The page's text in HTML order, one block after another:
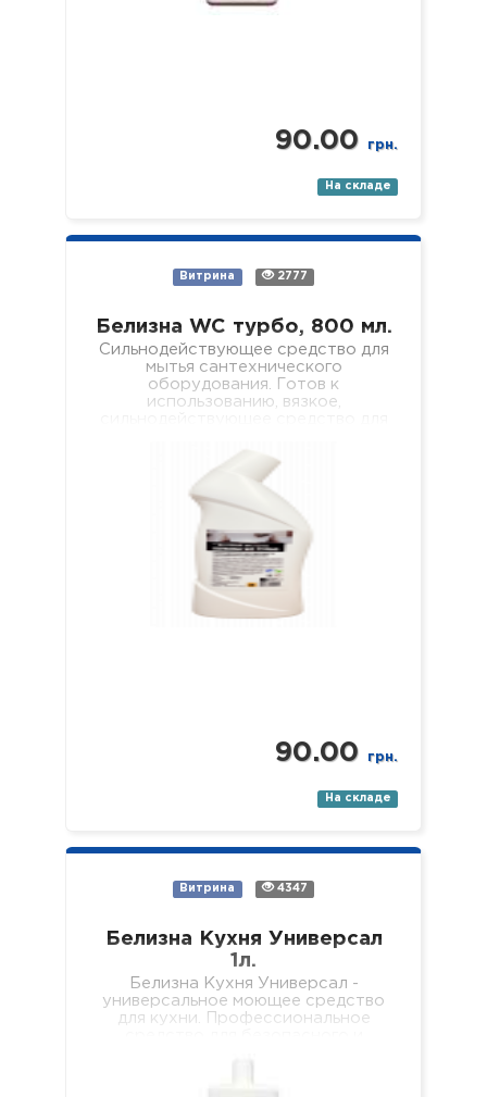
90.00 грн.
На складе
Витрина 2777
Белизна WC турбо, 800 мл.
Сильнодействующее средство для
мытья сантехнического
оборудования. Готов к
использованию, вязкое,
удаления мочевого камня,
кальциевых и известковых
отложений с внутренних
поверхностей…
90.00 грн.
На складе
Витрина 4347
Белизна Кухня Универсал
1л.
Белизна Кухня Универсал -
универсальное моющее средство
для кухни. Профессиональное